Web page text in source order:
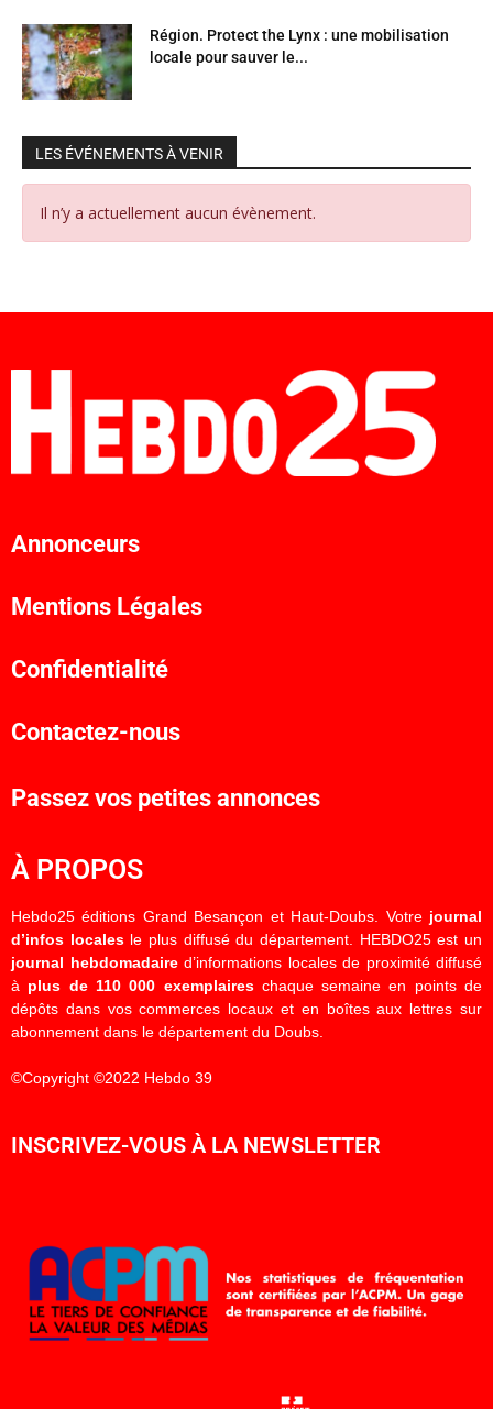
Région. Protect the Lynx : une mobilisation
locale pour sauver le...
LES ÉVÉNEMENTS À VENIR
Il n’y a actuellement aucun évènement.
Annonceurs
Mentions Légales
Confidentialité
Contactez-nous
Passez vos petites annonces
À PROPOS
Hebdo25 éditions Grand Besançon et Haut-Doubs. Votre journal
d’infos localesle plus diffusé du département. HEBDO25 est un
journal hebdomadaired’informations locales de proximité diffusé
à plus de 110 000 exemplaireschaque semaine en points de
dépôts dans vos commerces locaux et en boîtes aux lettres sur
abonnement dans le département du Doubs.
©Copyright ©2022 Hebdo 39
INSCRIVEZ-VOUS À LA NEWSLETTER